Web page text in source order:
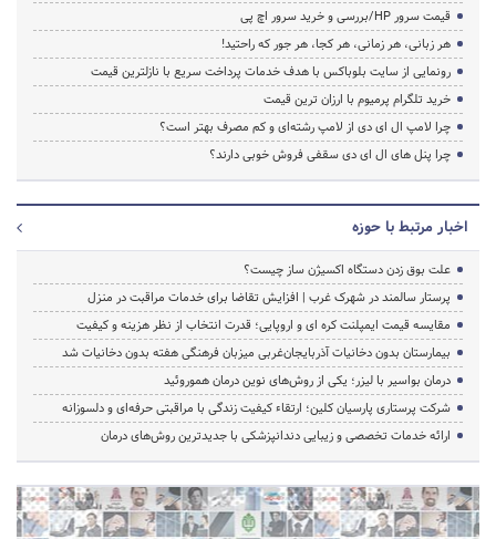
قیمت سرور HP/بررسی و خرید سرور اچ پی
هر زبانی، هر زمانی، هر کجا، هر جور که راحتید!
رونمایی از سایت بلوباکس با هدف خدمات پرداخت سریع با نازلترین قیمت
خرید تلگرام پرمیوم با ارزان ترین قیمت
چرا لامپ ال ای دی از لامپ رشته‌ای و کم مصرف بهتر است؟
چرا پنل های ال ای دی سقفی فروش خوبی دارند؟
اخبار مرتبط با حوزه
علت بوق زدن دستگاه اکسیژن ساز چیست؟
پرستار سالمند در شهرک غرب | افزایش تقاضا برای خدمات مراقبت در منزل
مقایسه قیمت ایمپلنت کره ای و اروپایی؛ قدرت انتخاب از نظر هزینه و کیفیت
بیمارستان بدون دخانیات آذربایجان‌غربی میزبان فرهنگی هفته بدون دخانیات شد
درمان بواسیر با لیزر؛ یکی از روش‌های نوین درمان هموروئید
شرکت پرستاری پارسیان کلین؛ ارتقاء کیفیت زندگی با مراقبتی حرفه‌ای و دلسوزانه
ارائه خدمات تخصصی و زیبایی دندانپزشکی با جدیدترین روش‌های درمان